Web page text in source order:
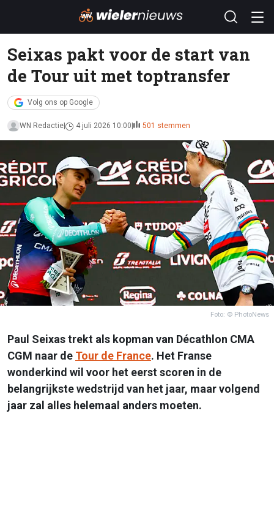
Seixas pakt voor de start van
de Tour uit met toptransfer
Volg ons op Google
WN Redactie 4 juli 2026 10:00 501 stemmen
Foto: © PhotoNews
Paul Seixas trekt als kopman van Décathlon CMA
CGM naar de Tour de France. Het Franse
wonderkind wil voor het eerst scoren in de
belangrijkste wedstrijd van het jaar, maar volgend
jaar zal alles helemaal anders moeten.